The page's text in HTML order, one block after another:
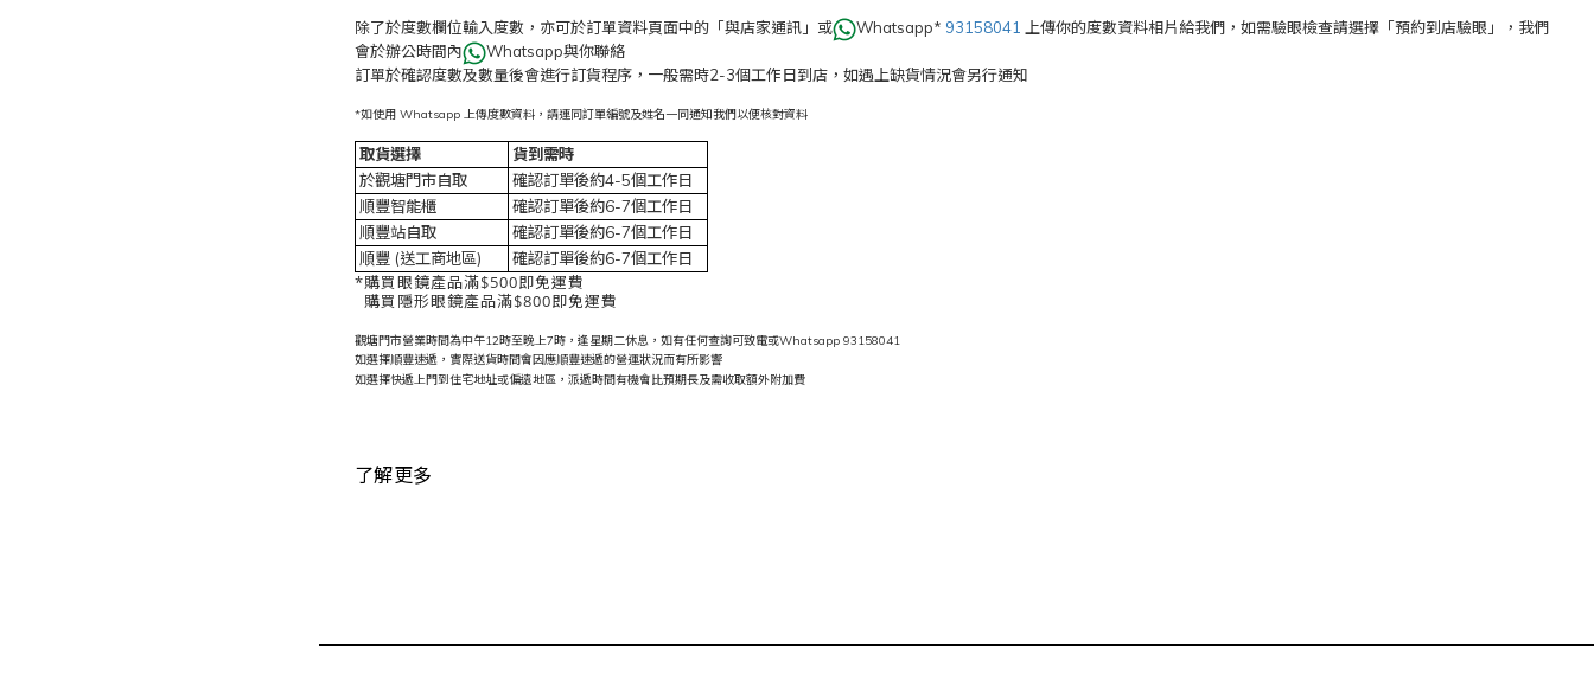
除了於度數欄位輸入度數，亦可於訂單資料頁面中的「與店家通訊」或 Whatsapp* 93158041 上傳你的度數資料相片給我們，如需驗眼檢查請選擇「預約到店驗眼」，我們
會於辦公時間內
Whatsapp與你聯絡
訂單於確認度數及數量後會進行訂貨程序，一般需時2-3個工作日到店，如遇上缺貨情況會另行通知
*如使用 Whatsapp 上傳度數資料，請連同訂單編號及姓名一同通知我們以便核對資料
取貨選擇
貨到需時
於觀塘門市自取
確認訂單後約4-5個工作日
順豐智能櫃
確認訂單後約6-7個工作日
順豐站自取
確認訂單後約6-7個工作日
順豐 (送工商地區)
確認訂單後約6-7個工作日
*購買眼鏡產品滿$500即免運費
購買隱形眼鏡產品滿$800即免運費
觀塘門市營業時間為中午12時至晚上7時，逢星期二休息，如有任何查詢可致電或Whatsapp 93158041
如選擇順豐速遞，實際送貨時間會因應順豐速遞的營運狀況而有所影響
如選擇快遞上門到住宅地址或偏遠地區，派遞時間有機會比預期長及需收取額外附加費
了解更多